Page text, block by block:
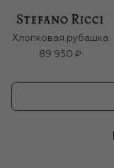
Хлопковая рубашка
89 950 ₽